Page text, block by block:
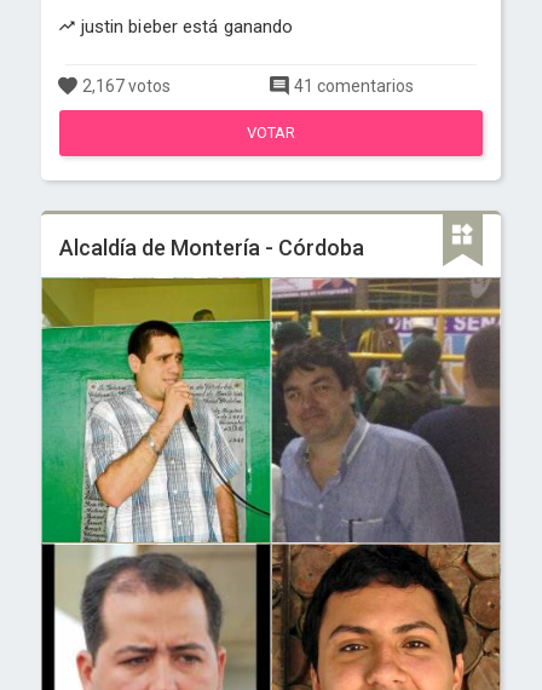
justin bieber está ganando
2,167 votos 41 comentarios
VOTAR
Alcaldía de Montería - Córdoba